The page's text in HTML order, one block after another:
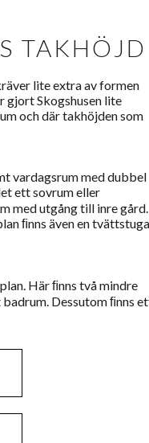
TAKHÖJD
lite extra av formen
gjort Skogshusen lite
och där takhöjden som
vardagsrum med dubbel
ett sovrum eller
med utgång till inre gård.
ﬁnns även en tvättstuga
Här ﬁnns två mindre
Dessutom ﬁnns